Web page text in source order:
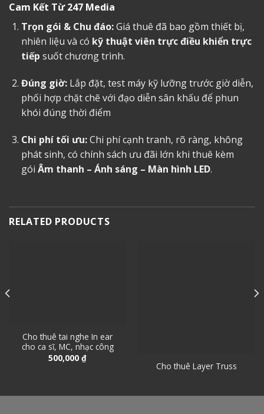
Cam Kết Từ 247 Media
Trọn gói & Chu đáo:Giá thuê đã bao gồm thiết bị,
nhiên liệu và có kỹ thuật viên trực điều khiển trực
tiếp suốt chương trình.
Đúng giờ:Lắp đặt, test máy kỹ lưỡng trước giờ diễn,
phối hợp chặt chẽ với đạo diễn sân khấu để phun
khói đúng thời điểm
Chi phí tối ưu:Chi phí cạnh tranh, rõ ràng, không
phát sinh, có chính sách ưu đãi lớn khi thuê kèm
gói Âm thanh – Ánh sáng – Màn hình LED.
RELATED PRODUCTS
Cho thuê tai nghe In ear
cho ca sĩ, MC, nhạc công
500,000 ₫
Cho thuê Layer Truss